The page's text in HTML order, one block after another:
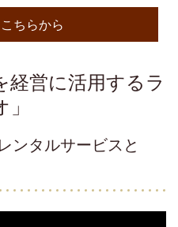
ちらから
経営に活用するラ
ンタルサービスと